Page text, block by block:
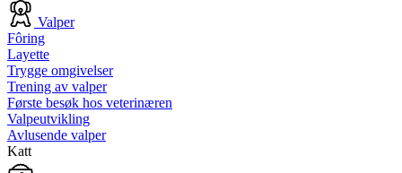
Valper
Fôring
Layette
Trygge omgivelser
Trening av valper
Første besøk hos veterinæren
Valpeutvikling
Avlusende valper
Katt